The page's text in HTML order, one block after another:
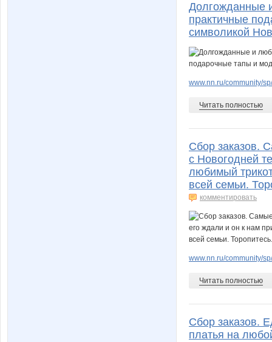
Долгожданные
практичные
символикой
www.nn.ru/community/
Читать полностью
Сбор заказов.
с Новогодней
любимый
всей семьи.
комментировать
www.nn.ru/community/
Читать полностью
Сбор заказов.
платья на